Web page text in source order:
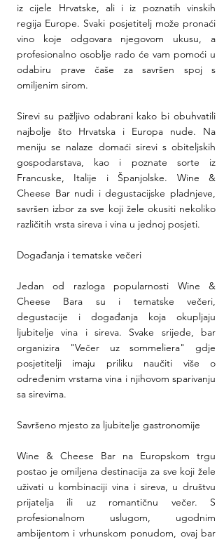
iz cijele Hrvatske, ali i iz poznatih vinskih
regija Europe. Svaki posjetitelj može pronaći
vino koje odgovara njegovom ukusu, a
profesionalno osoblje rado će vam pomoći u
odabiru prave čaše za savršen spoj s
omiljenim sirom.
Sirevi su pažljivo odabrani kako bi obuhvatili
najbolje što Hrvatska i Europa nude. Na
meniju se nalaze domaći sirevi s obiteljskih
gospodarstava, kao i poznate sorte iz
Francuske, Italije i Španjolske. Wine &
Cheese Bar nudi i degustacijske pladnjeve,
savršen izbor za sve koji žele okusiti nekoliko
različitih vrsta sireva i vina u jednoj posjeti.
Događanja i tematske večeri
Jedan od razloga popularnosti Wine &
Cheese Bara su i tematske večeri,
degustacije i događanja koja okupljaju
ljubitelje vina i sireva. Svake srijede, bar
organizira "Večer uz sommeliera" gdje
posjetitelji imaju priliku naučiti više o
određenim vrstama vina i njihovom sparivanju
sa sirevima.
Savršeno mjesto za ljubitelje gastronomije
Wine & Cheese Bar na Europskom trgu
postao je omiljena destinacija za sve koji žele
uživati u kombinaciji vina i sireva, u društvu
prijatelja ili uz romantičnu večer. S
profesionalnom uslugom, ugodnim
ambijentom i vrhunskom ponudom, ovaj bar